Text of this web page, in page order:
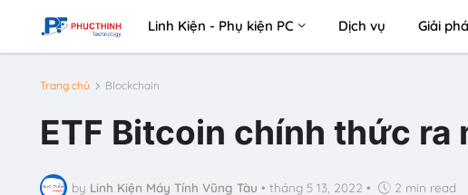
Linh Kiện - Phụ kiện PC Dịch vụ Giải
Trang chủ Blockchain
ETF Bitcoin chính thức ra
by Linh Kiện Máy Tính Vũng Tàu • tháng 5 13, 2022 • 2 min read